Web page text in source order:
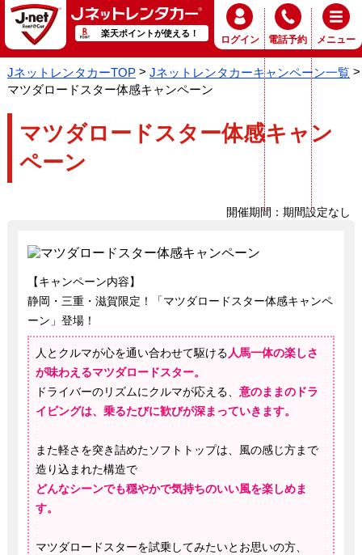
楽天ポイントが使える！
ログイン 電話予約 メニュー
JネットレンタカーTOP
Jネットレンタカーキャンペーン一覧
マツダロードスター体感キャンペーン
マツダロードスター体感キャン
ペーン
開催期間：期間設定なし
【キャンペーン内容】
静岡・三重・滋賀限定！「マツダロードスター体感キャンペ
ーン」登場！
人とクルマが心を通い合わせて駆ける 人馬一体の楽しさ
が味わえるマツダロードスター。
ドライバーのリズムにクルマが応える、 意のままのドラ
イビングは、乗るたびに歓びが深まっていきます。
また軽さを突き詰めたソフトトップは、風の感じ方まで
造り込まれた構造で
どんなシーンでも穏やかで気持ちのいい風を楽しめま
す。
マツダロードスターを試乗してみたいとお思いの方、